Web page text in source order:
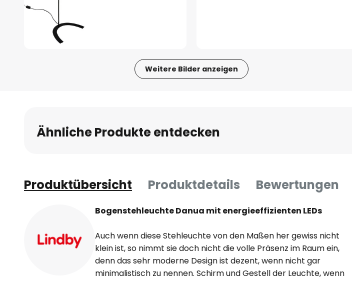
Weitere Bilder anzeigen
Bildgalerie
springen
Ähnliche Produkte entdecken
Produktübersicht Produktdetails Bewertungen
Bogenstehleuchte Danua mit energieeffizienten LEDs
Auch wenn diese Stehleuchte von den Maßen her gewiss nicht
klein ist, so nimmt sie doch nicht die volle Präsenz im Raum ein,
denn das sehr moderne Design ist dezent, wenn nicht gar
minimalistisch zu nennen. Schirm und Gestell der Leuchte, wenn